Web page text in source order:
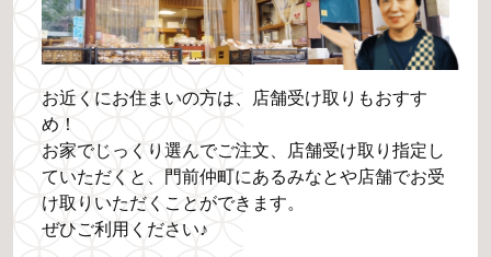
お近くにお住まいの方は、店舗受け取りもおすす
め！
お家でじっくり選んでご注文、店舗受け取り指定し
ていただくと、門前仲町にあるみなとや店舗でお受
け取りいただくことができます。
ぜひご利用ください♪